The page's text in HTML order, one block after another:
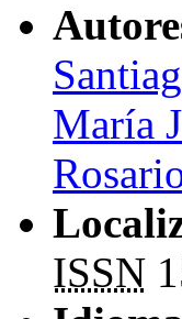
María
ISSN